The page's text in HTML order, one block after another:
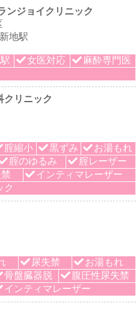
ンジョイクリニック
地駅
女医対応
麻酔専門医
クリニック
腟縮小 黒ずみ
お湯もれ
腟のゆるみ
腟レーザー
インティマレーザー
ク
尿失禁
お湯もれ
骨盤臓器脱
腹圧性尿失禁
インティマレーザー